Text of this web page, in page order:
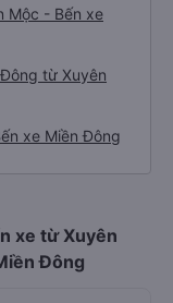
Mộc - Bến xe
từ Xuyên
xe Miền Đông
xe từ Xuyên
Đông